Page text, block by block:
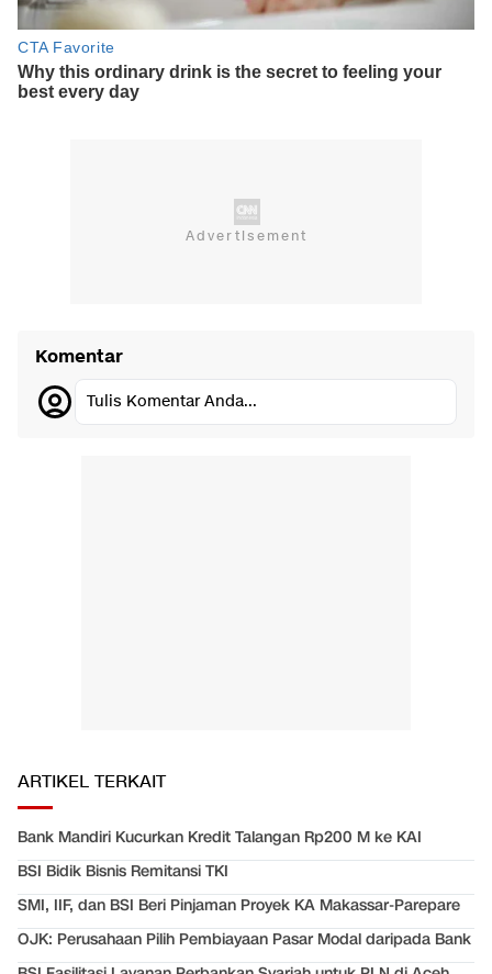
Komentar
Tulis Komentar Anda...
ARTIKEL TERKAIT
Bank Mandiri Kucurkan Kredit Talangan Rp200 M ke KAI
BSI Bidik Bisnis Remitansi TKI
SMI, IIF, dan BSI Beri Pinjaman Proyek KA Makassar-Parepare
OJK: Perusahaan Pilih Pembiayaan Pasar Modal daripada Bank